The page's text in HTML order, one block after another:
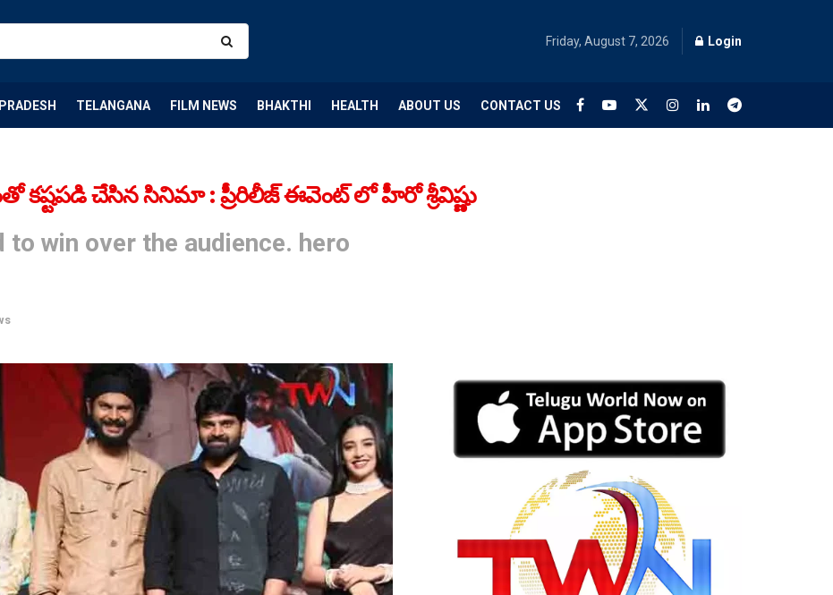
Friday, August 7, 2026 Login
TELANGANA FILM NEWS BHAKTHI HEALTH ABOUT US CONTACT US
కష్టపడి చేసిన సినిమా : ప్రీరిలీజ్ ఈవెంట్ లో హీరో శ్రీవిష్ణు
win over the audience. hero